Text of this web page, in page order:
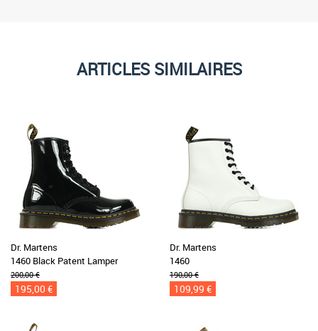
ARTICLES SIMILAIRES
Dr. Martens
1460 Black Patent Lamper
200,00 €
195,00 €
Dr. Martens
1460
190,00 €
109,99 €